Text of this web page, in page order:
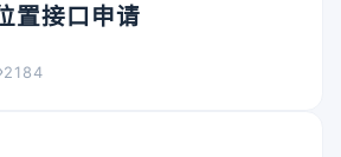
置接口申请
2184